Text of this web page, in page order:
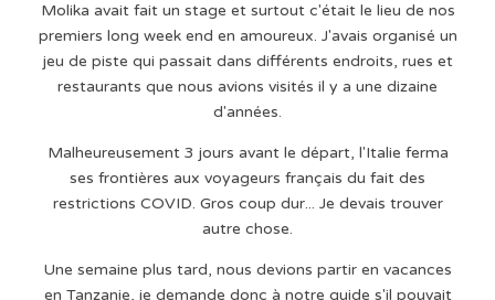
Molika avait fait un stage et surtout c'était le lieu de nos
premiers long week end en amoureux. J'avais organisé un
jeu de piste qui passait dans différents endroits, rues et
restaurants que nous avions visités il y a une dizaine
d'années.
Malheureusement 3 jours avant le départ, l'Italie ferma
ses frontières aux voyageurs français du fait des
restrictions COVID. Gros coup dur... Je devais trouver
autre chose.
Une semaine plus tard, nous devions partir en vacances
en Tanzanie, je demande donc à notre guide s'il pouvait